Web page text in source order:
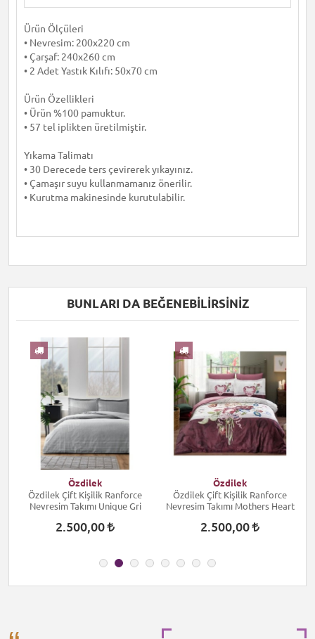
Ürün Ölçüleri
• Nevresim: 200x220 cm
• Çarşaf: 240x260 cm
• 2 Adet Yastık Kılıfı: 50x70 cm
Ürün Özellikleri
• Ürün %100 pamuktur.
• 57 tel iplikten üretilmiştir.
Yıkama Talimatı
• 30 Derecede ters çevirerek yıkayınız.
• Çamaşır suyu kullanmamanız önerilir.
• Kurutma makinesinde kurutulabilir.
BUNLARI DA BEĞENEBILIRSINIZ
Özdilek
Özdilek Çift Kişilik Ranforce
Nevresim Takımı Unique Gri
2.500,00
Özdilek
Özdilek Çift Kişilik Ranforce
Nevresim Takımı Mothers Heart
2.500,00